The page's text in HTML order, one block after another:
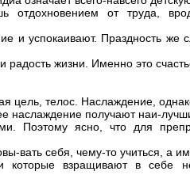
отдохновением от труда,
и успокаивают. Праздность же
радость жизни. Именно это
цель, телос. Наслаждение,
наслаждение получают наи-
Поэтому ясно, что для
вать себя, чему-то учиться, а
которые взращивают в себе